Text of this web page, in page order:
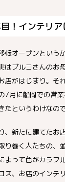
！インテリア
転オープンという
はブルコさんのお
店がはじまり。そ
7月に船岡での営
たというわけなので
、新たに建てたお
り巻く人たちの、
よって色がカラフ
ス、お店のインテ